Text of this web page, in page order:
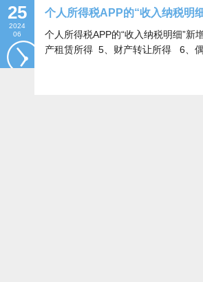
25
2024
06
个人所得税APP的“收入纳税明
个人所得税APP的“收入纳税明细”
产租赁所得 5、财产转让所得 6、